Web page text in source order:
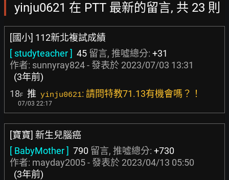
yinju0621 在 PTT 最新的留言, 共 23 則
[國小] 112新北複試成績
[ studyteacher ] 45 留言, 推噓總分: +31
作者: sunnyray824- 發表於 2023/07/03 13:31
(3年前)
18F 推 yinju0621: 請問特教71.13有機會嗎？！
07/03 22:17
[寶寶] 新生兒腦癌
[ BabyMother ] 790 留言, 推噓總分: +730
作者: mayday2005- 發表於 2023/04/13 05:50
(3年前)